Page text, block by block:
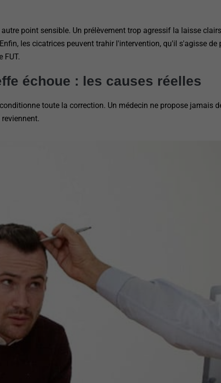
point sensible. Un prélèvement trop agressif la laisse
les cicatrices peuvent trahir l'intervention, qu'il s'agisse de
FUT.
échoue : les causes réelles
toute la correction. Un médecin ne propose jamais